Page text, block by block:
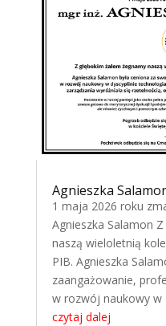
Agnieszka
1 maja 2026 roku
Agnieszka Salamon
naszą wieloletnią
PIB. Agnieszka
zaangażowanie,
w rozwój naukowy w
czytaj dalej